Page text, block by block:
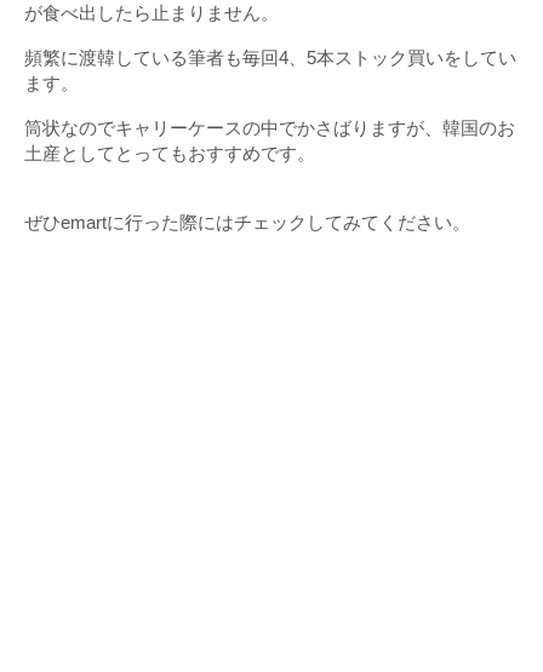
が食べ出したら止まりません。
頻繁に渡韓している筆者も毎回4、5本ストック買いをしてい
ます。
筒状なのでキャリーケースの中でかさばりますが、韓国のお
土産としてとってもおすすめです。
ぜひemartに行った際にはチェックしてみてください。